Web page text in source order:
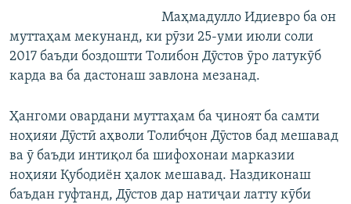
Маҳмадулло Идиевро ба он
муттаҳам мекунанд, ки рӯзи 25-уми июли соли
2017 баъди боздошти Толибон Дӯстов ӯро латукӯб
карда ва ба дастонаш завлона мезанад.
Ҳангоми овардани муттаҳам ба ҷиноят ба самти
ноҳияи Дӯстӣ аҳволи Толибҷон Дӯстов бад мешавад
ва ӯ баъди интиқол ба шифохонаи марказии
ноҳияи Қубодиён ҳалок мешавад. Наздиконаш
баъдан гуфтанд, Дӯстов дар натиҷаи латту кӯби